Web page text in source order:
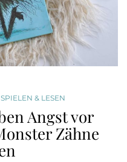
SPIELEN & LESEN
Angst vor
Zähne